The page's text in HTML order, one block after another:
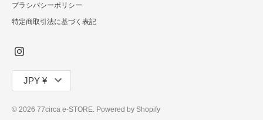
プラシバシーポリシー
特定商取引法に基づく表記
JPY ¥
© 2026 77circa e-STORE. Powered by Shopify